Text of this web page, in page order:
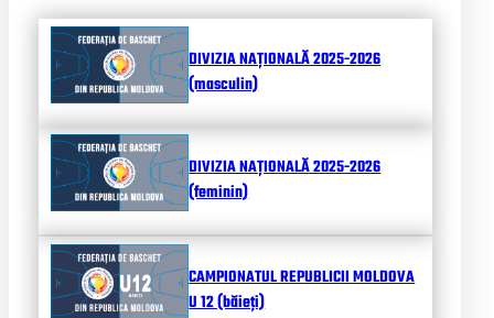
DIVIZIA NAȚIONALĂ 2025-2026
(masculin)
DIVIZIA NAȚIONALĂ 2025-2026
(feminin)
CAMPIONATUL REPUBLICII MOLDOVA
U 12 (băieți)